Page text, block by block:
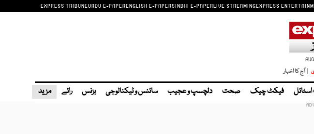
EXPRESS TRIBUNEURDU E-PAPERENGLISH E-PAPERSINDHI E-PAPERLIVE STREAMINGEXPRESS
| آج کا اخبار
فیکٹ چیک صحت دلچسپ و عجیب سائنس و ٹیکنالوجی بزنس رائے مزید